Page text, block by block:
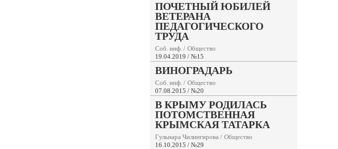
ПОЧЕТНЫЙ ЮБИЛЕЙ
ВЕТЕРАНА
ПЕДАГОГИЧЕСКОГО
ТРУДА
Соб. инф. / Общество
19.04.2019 / №15
ВИНОГРАДАРЬ
Соб. инф. / Общество
07.08.2015 / №20
В КРЫМУ РОДИЛАСЬ
ПОТОМСТВЕННАЯ
КРЫМСКАЯ ТАТАРКА
Гульнара Чилингирова / Общество
16.10.2015 / №29